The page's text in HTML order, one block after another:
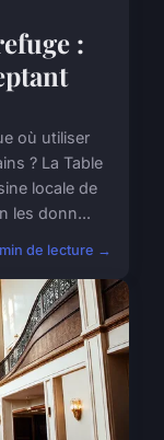
:
où utiliser
? La Table
locale de
les donn...
de lecture →